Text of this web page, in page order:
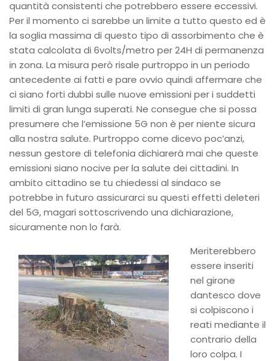
quantità consistenti che potrebbero essere eccessivi.
Per il momento ci sarebbe un limite a tutto questo ed è
la soglia massima di questo tipo di assorbimento che è
stata calcolata di 6volts/metro per 24H di permanenza
in zona. La misura però risale purtroppo in un periodo
antecedente ai fatti e pare ovvio quindi affermare che
ci siano forti dubbi sulle nuove emissioni per i suddetti
limiti di gran lunga superati. Ne consegue che si possa
presumere che l’emissione 5G non è per niente sicura
alla nostra salute. Purtroppo come dicevo poc’anzi,
nessun gestore di telefonia dichiarerà mai che queste
emissioni siano nocive per la salute dei cittadini. In
ambito cittadino se tu chiedessi al sindaco se
potrebbe in futuro assicurarci su questi effetti deleteri
del 5G, magari sottoscrivendo una dichiarazione,
sicuramente non lo farà.
Meriterebbero
essere inseriti
nel girone
dantesco dove
si colpiscono i
reati mediante il
contrario della
loro colpa. I